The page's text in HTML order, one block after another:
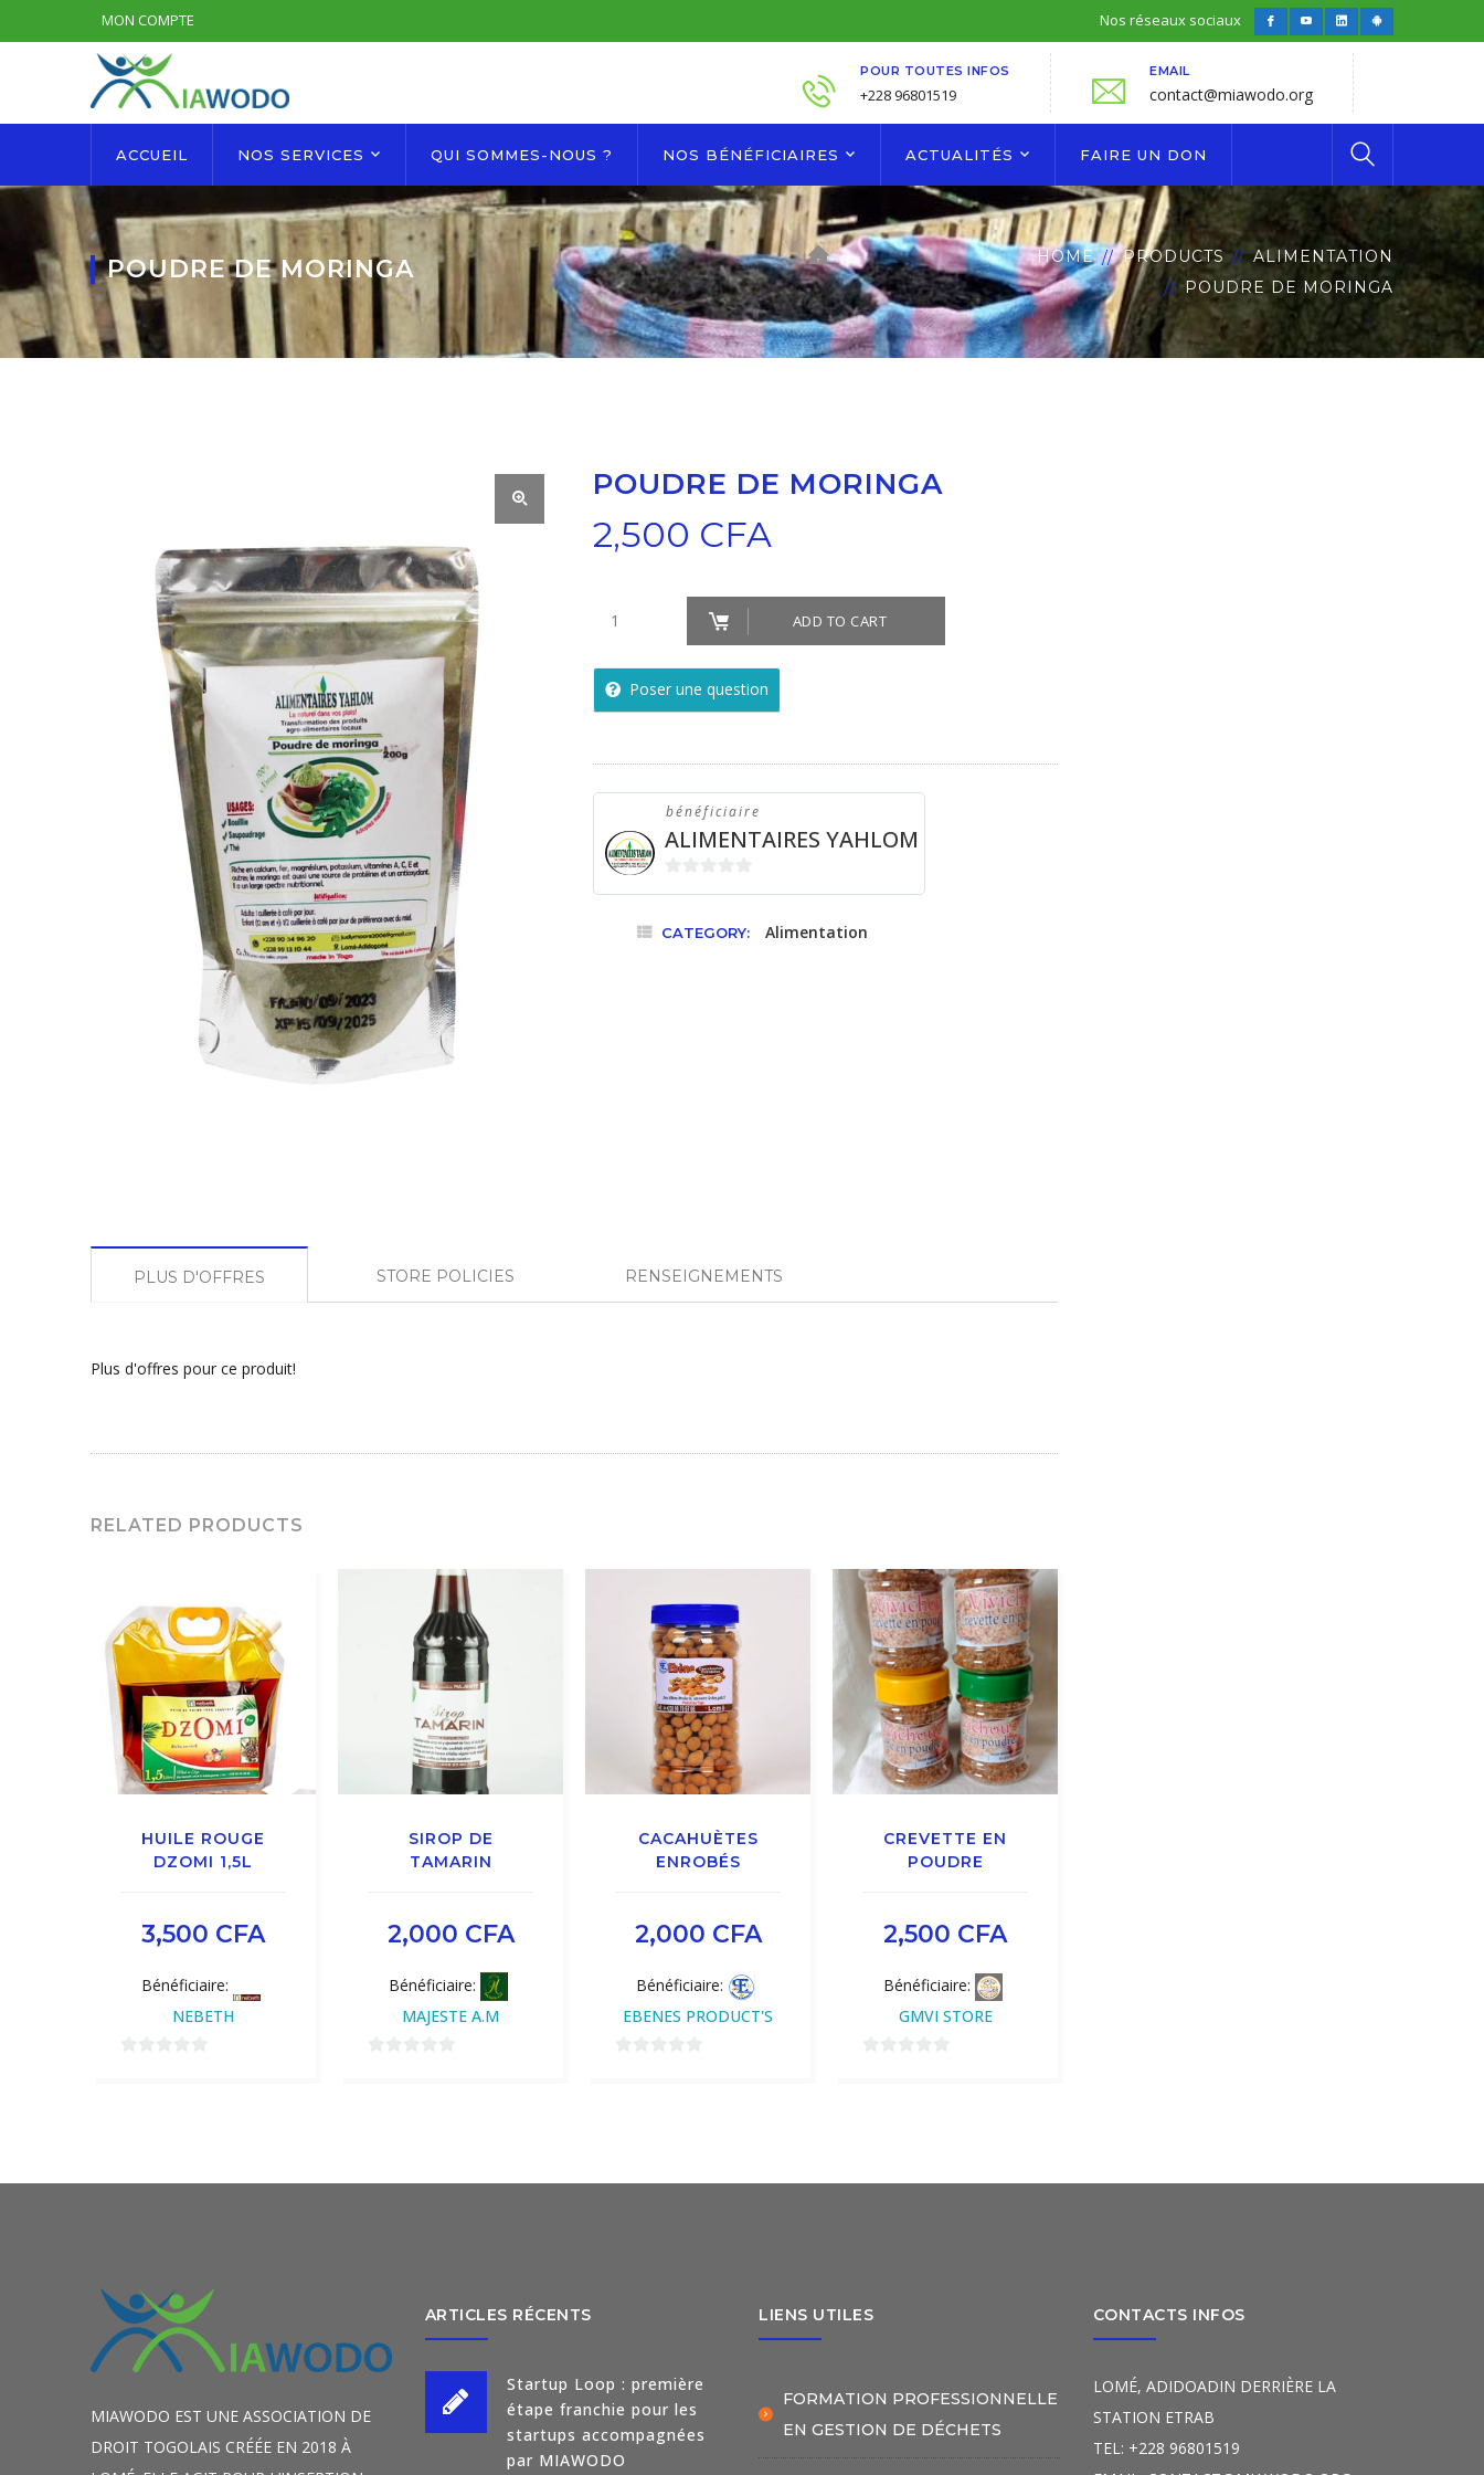
MON COMPTE Nos réseaux sociaux
FacebookYoutubeLinkedInAndroid
POUR TOUTES INFOS
+228 96801519
EMAIL
contact@miawodo.org
ACCUEIL NOS SERVICES QUI SOMMES-NOUS ? NOS BÉNÉFICIAIRES ACTUALITÉS FAIRE UN DON
POUDRE DE MORINGA HOME PRODUCTS
ALIMENTATION
POUDRE DE MORINGA
POUDRE DE MORINGA
2,500 CFA
Poudre
Moringa
quantity
ADD TO CART
Poser une question
bénéficiaire
ALIMENTAIRES YAHLOM
5
CATEGORY: Alimentation
PLUS D'OFFRES STORE POLICIES RENSEIGNEMENTS
Plus d'offres pour ce produit!
RELATED PRODUCTS
HUILE ROUGE
DZOMI 1,5L
3,500 CFA
Bénéficiaire:
NEBETH
SIROP DE
TAMARIN
2,000 CFA
Bénéficiaire:
MAJESTE A.M
CACAHUÈTES
ENROBÉS
2,000 CFA
Bénéficiaire:
EBENES PRODUCT'S
CREVETTE EN
POUDRE
2,500 CFA
Bénéficiaire:
GMVI STORE
MIAWODO EST UNE ASSOCIATION DE
DROIT TOGOLAIS CRÉÉE EN 2018 À
ARTICLES RÉCENTS
Startup Loop : première
étape franchie pour les
startups accompagnées
par MIAWODO
LIENS UTILES
FORMATION PROFESSIONNELLE
EN GESTION DE DÉCHETS
CONTACTS INFOS
LOMÉ, ADIDOADIN DERRIÈRE LA
STATION ETRAB
TEL: +228 96801519